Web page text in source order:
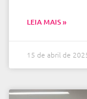
LEIA MAIS »
15 de abril de